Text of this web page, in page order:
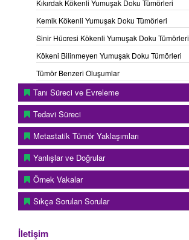
Kıkırdak Kökenli Yumuşak Doku Tümörleri
Kemik Kökenli Yumuşak Doku Tümörleri
Sinir Hücresi Kökenli Yumuşak Doku Tümörleri
Kökeni Bilinmeyen Yumuşak Doku Tümörleri
Tümör Benzeri Oluşumlar
Tanı Süreci ve Evreleme
Tedavi Süreci
Metastatik Tümör Yaklaşımları
Yanlışlar ve Doğrular
Örnek Vakalar
Sıkça Sorulan Sorular
İletişim